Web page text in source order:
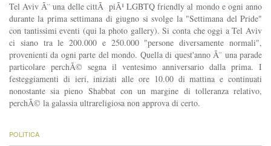
Tel Aviv Ã¨ una delle cittÃ piÃ¹ LGBTQ friendly al mondo e ogni anno
durante la prima settimana di giugno si svolge la "Settimana del Pride"
con tantissimi eventi (qui la photo gallery). Si conta che oggi a Tel Aviv
ci siano tra le 200.000 e 250.000 "persone diversamente normali",
provenienti da ogni parte del mondo. Quella di quest'anno Ã¨ una parade
particolare perchÃ© segna il ventesimo anniversario dalla prima. I
festeggiamenti di ieri, iniziati alle ore 10.00 di mattina e continuati
nonostante sia pieno Shabbat con un margine di tolleranza relativo,
perchÃ© la galassia ultrareligiosa non approva di certo.
POLITICA